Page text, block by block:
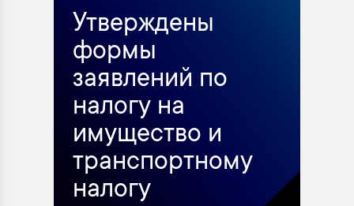
Утверждены
формы
заявлений по
налогу на
имущество и
транспортному
налогу